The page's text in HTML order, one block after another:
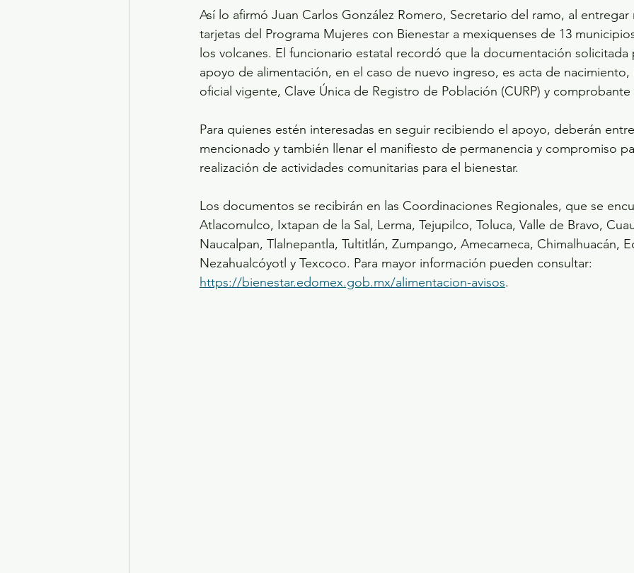
Así lo afirmó Juan Carlos González Romero, Secretario del ramo, al entregar
tarjetas del Programa Mujeres con Bienestar a mexiquenses de 13
los volcanes. El funcionario estatal recordó que la documentación solicitada
apoyo de alimentación, en el caso de nuevo ingreso, es acta de
oficial vigente, Clave Única de Registro de Población (CURP) y
Para quienes estén interesadas en seguir recibiendo el apoyo, deberán
mencionado y también llenar el manifiesto de permanencia y compromiso
realización de actividades comunitarias para el bienestar.
Los documentos se recibirán en las Coordinaciones Regionales, que se
Atlacomulco, Ixtapan de la Sal, Lerma, Tejupilco, Toluca, Valle de Bravo,
Naucalpan, Tlalnepantla, Tultitlán, Zumpango, Amecameca, Chimalhuacán,
Nezahualcóyotl y Texcoco. Para mayor información pueden consultar:
https://bienestar.edomex.gob.mx/alimentacion-avisos.